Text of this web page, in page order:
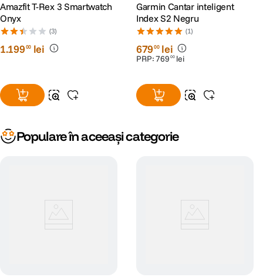
Amazfit T-Rex 3 Smartwatch
Onyx
(3)
1.19900 lei
Garmin Cantar inteligent
Index S2 Negru
(1)
67900 lei
PRP:769 00 lei
Populare în aceeași categorie